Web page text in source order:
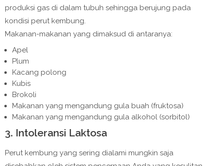
produksi gas di dalam tubuh sehingga berujung pada
kondisi perut kembung.
Makanan-makanan yang dimaksud di antaranya:
Apel
Plum
Kacang polong
Kubis
Brokoli
Makanan yang mengandung gula buah (fruktosa)
Makanan yang mengandung gula alkohol (sorbitol)
3. Intoleransi Laktosa
Perut kembung yang sering dialami mungkin saja